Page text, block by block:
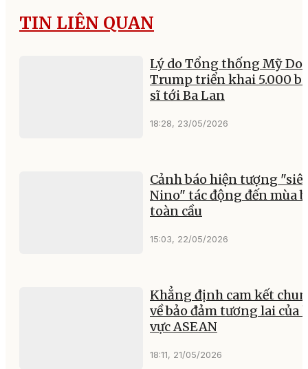
TIN LIÊN QUAN
Lý do Tổng thống Mỹ
Trump triển khai 5.000
sĩ tới Ba Lan
18:28, 23/05/2026
Cảnh báo hiện tượng
Nino" tác động đến mùa
toàn cầu
15:03, 22/05/2026
Khẳng định cam kết
về bảo đảm tương lai của
vực ASEAN
18:11, 21/05/2026